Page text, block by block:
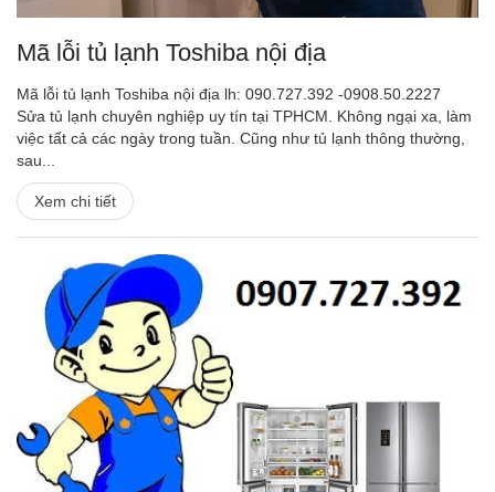
Mã lỗi tủ lạnh Toshiba nội địa
Mã lỗi tủ lạnh Toshiba nội địa lh: 090.727.392 -0908.50.2227
Sửa tủ lạnh chuyên nghiệp uy tín tại TPHCM. Không ngại xa, làm
việc tất cả các ngày trong tuần. Cũng như tủ lạnh thông thường,
sau...
Xem chi tiết